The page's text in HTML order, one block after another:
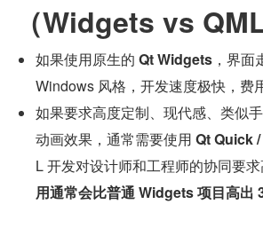
（Widgets vs QML
如果使用原生的 Qt Widgets ，界
Windows 风格，开发速度极快，费
如果要求高度定制、现代感、类似
动画效果，通常需要使用 Qt Quick
L 开发对设计师和工程师的协同要求
用通常会比普通 Widgets 项目高出